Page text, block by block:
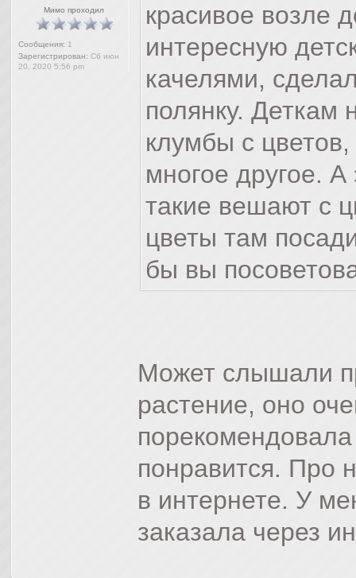
Мимо проходил
Сообщения: 1
Зарегистрирован: Сб июн
20, 2020 5:56 pm
красивое возле
интересную
качелями,
полянку. Деткам
клумбы с
многое другое.
такие вешают с
цветы там
бы вы
Может слышали
растение, оно
понравится. Про
в интернете. У
заказала через